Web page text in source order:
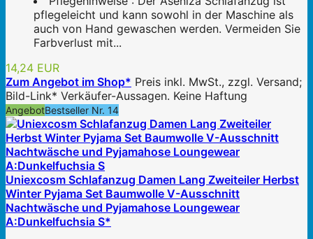
pflegeleicht und kann sowohl in der Maschine als
auch von Hand gewaschen werden. Vermeiden Sie
Farbverlust mit...
14,24 EUR
Zum Angebot im Shop* Preis inkl. MwSt., zzgl. Versand;
Bild-Link* Verkäufer-Aussagen. Keine Haftung
AngebotBestseller Nr. 14
Uniexcosm Schlafanzug Damen Lang Zweiteiler Herbst
Winter Pyjama Set Baumwolle V-Ausschnitt
Nachtwäsche und Pyjamahose Loungewear
A:Dunkelfuchsia S*